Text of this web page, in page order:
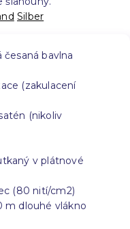
Silber
bavlna
(zakulacení
(nikoliv
v plátnové
(80 nití/cm2)
m dlouhé vlákno